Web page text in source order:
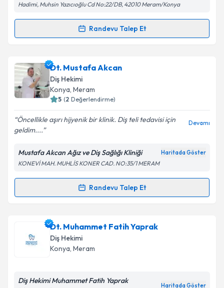
Kişisel verilerimin işlenmesine ilişkin
Metni'ni okudum ve kişisel verilerimin belirtilen
Takvim Talebini Gönder
Hadimi, Muhsin Yazıcıoğlu Cd No:22/DB, 42010 Meram/Konya
Randevu Talep Et
Randevu Takvimi Talebi
Dt. Hüseyin Samet Mutluiçin randevu takvimi talebi
oluşturun. Size bu uzmandan randevu almanız için bir
takvim hazırlandığında e-posta ile bilgilendireceğiz.
Kişisel verilerimin işlenmesine ilişkin
Aydınlatma
Metni'ni okudum ve kişisel verilerimin belirtilen
kapsamda işlenmesini kabul ediyorum.
Dt. Mustafa Akcan
Diş Hekimi
Konya, Meram
5 (2 Değerlendirme)
Öncellikle aşırı hijyenik bir klinik. Diş teli tedavisi için
geldim....
Devamı
Mustafa Akcan Ağız ve Diş Sağlığı Kliniği Haritada Göster
KONEVİ MAH. MUHLİS KONER CAD. NO:35/1 MERAM
Randevu Talep Et
Randevu Takvimi Talebi
Dt. Mustafa Akcaniçin randevu takvimi talebi
oluşturun. Size bu uzmandan randevu almanız için bir
takvim hazırlandığında e-posta ile bilgilendireceğiz.
Dt. Muhammet Fatih Yaprak
Diş Hekimi
Konya, Meram
Diş Hekimi Muhammet Fatih Yaprak
Haritada Göster